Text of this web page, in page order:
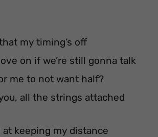
my timing’s off
on if we’re still gonna talk
me to not want half?
all the strings attached
at keeping my distance